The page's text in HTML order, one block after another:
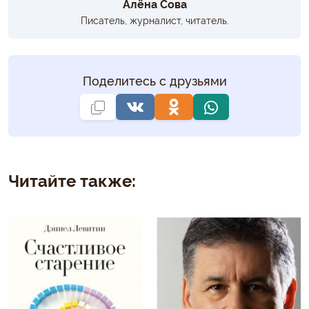
Алёна Сова
Писатель, журналист, читатель.
Поделитесь с друзьями
Читайте также: